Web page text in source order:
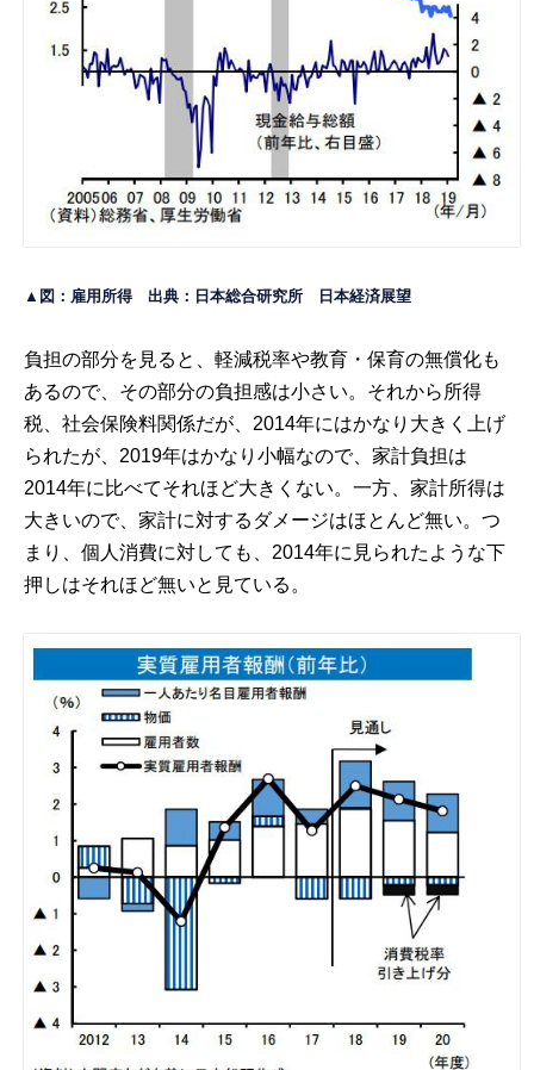
▲図：雇用所得 出典：日本総合研究所 日本経済展望
負担の部分を見ると、軽減税率や教育・保育の無償化も
あるので、その部分の負担感は小さい。それから所得
税、社会保険料関係だが、2014年にはかなり大きく上げ
られたが、2019年はかなり小幅なので、家計負担は
2014年に比べてそれほど大きくない。一方、家計所得は
大きいので、家計に対するダメージはほとんど無い。つ
まり、個人消費に対しても、2014年に見られたような下
押しはそれほど無いと見ている。